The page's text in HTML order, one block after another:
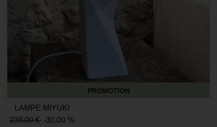
PROMOTION
LAMPE MIYUKI
239,00 € -30.00 %